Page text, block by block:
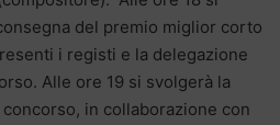
del premio miglior corto
i registi e la delegazione
Alle ore 19 si svolgerà la
in collaborazione con